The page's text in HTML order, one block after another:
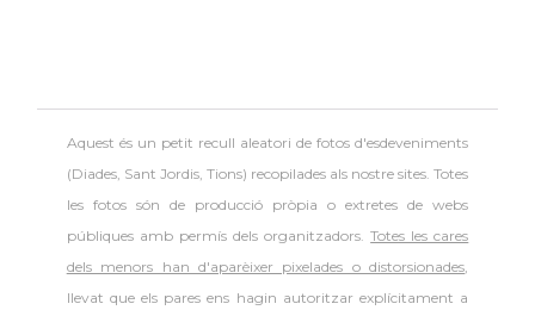
Aquest és un petit recull aleatori defotos d'esdeveniments
(Diades, Sant Jordis, Tions) recopilades als nostre sites. Totes
les fotos són de producció pròpia o extretes de webs
públiques amb permís dels organitzadors.Totes les cares
dels menors han d'aparèixer pixelades o distorsionades,
llevat que els pares ens hagin autoritzar explícitament a